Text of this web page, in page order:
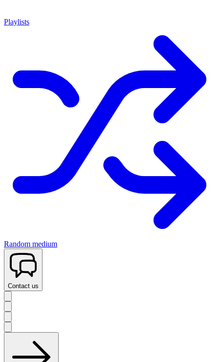
Playlists
Random medium
Contact us